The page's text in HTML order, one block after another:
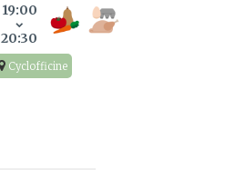
19:00
20:30
Cyclofficine